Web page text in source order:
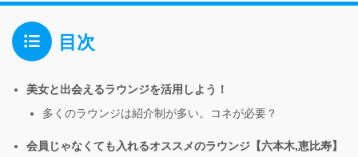
目次
美女と出会えるラウンジを活用しよう！
多くのラウンジは紹介制が多い。コネが必要？
会員じゃなくても入れるオススメのラウンジ【六本木,恵比寿】